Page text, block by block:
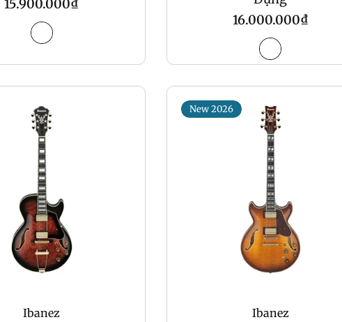
price
15.900.000₫
Regular
price
16.000.000₫
Ibanez
New 2026
Ibanez